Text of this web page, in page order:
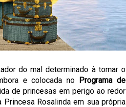
do mal determinado à tomar o
e colocada no Programa de
de princesas em perigo ao redor
Princesa Rosalinda em sua própria